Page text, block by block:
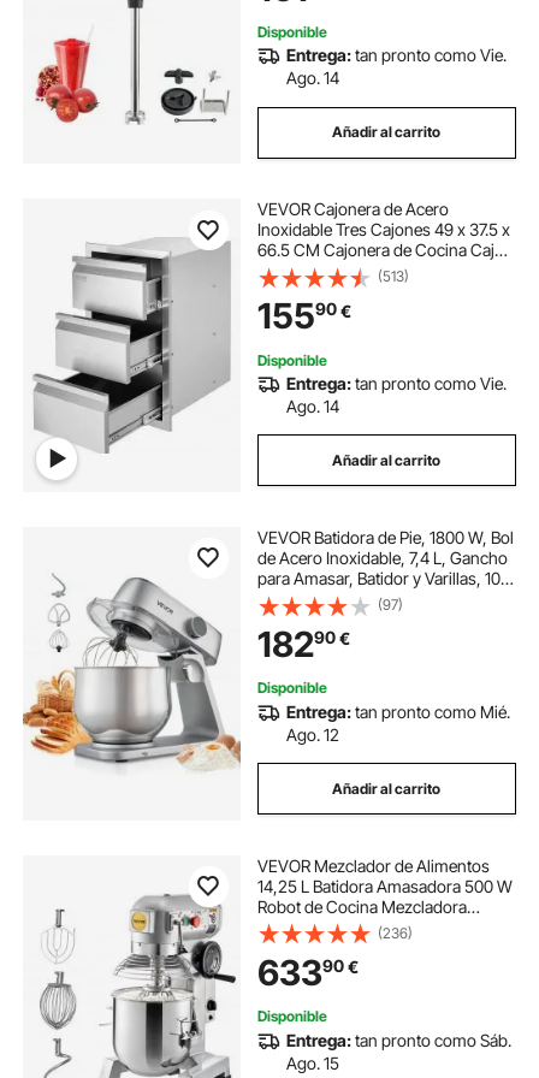
Disponible
Entrega:tan pronto como Vie.
Ago. 14
Añadir al carrito
VEVOR Cajonera de Acero
Inoxidable Tres Cajones 49 x 37.5 x
66.5 CM Cajonera de Cocina Cajón
para Barbacoa Cajonera para
Cocina Armario de Cajones Cajón
Barbacoa
(513)
15590€
Disponible
Entrega:tan pronto como Vie.
Ago. 14
Añadir al carrito
VEVOR Batidora de Pie, 1800 W, Bol
de Acero Inoxidable, 7,4 L, Gancho
para Amasar, Batidor y Varillas, 10
Velocidades, Inclinación Ajustable,
411 x 253 x 342 mm, a Mezclar
Crema, Verduras y Masa
(97)
18290€
Disponible
Entrega:tan pronto como Mié.
Ago. 12
Añadir al carrito
VEVOR Mezclador de Alimentos
14,25 L Batidora Amasadora 500 W
Robot de Cocina Mezcladora
Amasadora 58 kg Velocidades
Robot de Cocina Amasadora
Automática Multifuncional Robot de
Cocina Amasadora
(236)
63390€
Disponible
Entrega:tan pronto como Sáb.
Ago. 15